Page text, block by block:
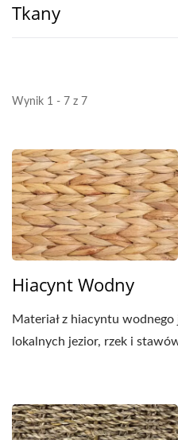
Tkany
Wynik 1 - 7 z 7
Hiacynt Wodny
Materiał z hiacyntu wodnego
lokalnych jezior, rzek i